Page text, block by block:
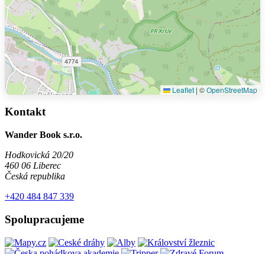
Leaflet | ©OpenStreetMap
Kontakt
Wander Book s.r.o.
Hodkovická 20/20
460 06 Liberec
Česká republika
+420 484 847 339
Spolupracujeme